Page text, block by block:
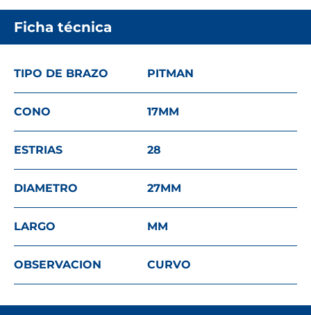
Ficha técnica
TIPO DE BRAZO PITMAN
CONO 17MM
ESTRIAS 28
DIAMETRO 27MM
LARGO MM
OBSERVACION CURVO